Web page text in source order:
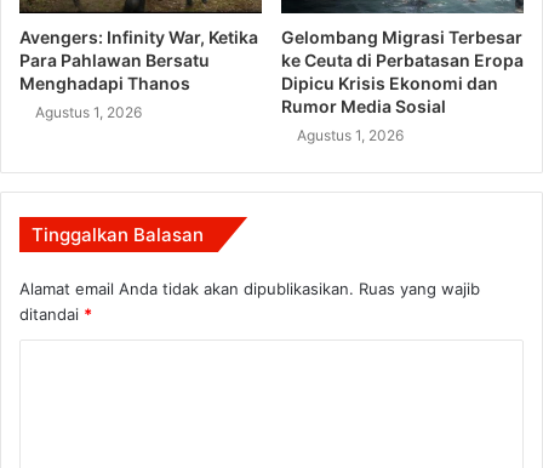
Avengers: Infinity War, Ketika
Para Pahlawan Bersatu
Menghadapi Thanos
Agustus 1, 2026
Gelombang Migrasi Terbesar
ke Ceuta di Perbatasan Eropa
Dipicu Krisis Ekonomi dan
Rumor Media Sosial
Agustus 1, 2026
Tinggalkan Balasan
Alamat email Anda tidak akan dipublikasikan. Ruas yang wajib
ditandai *